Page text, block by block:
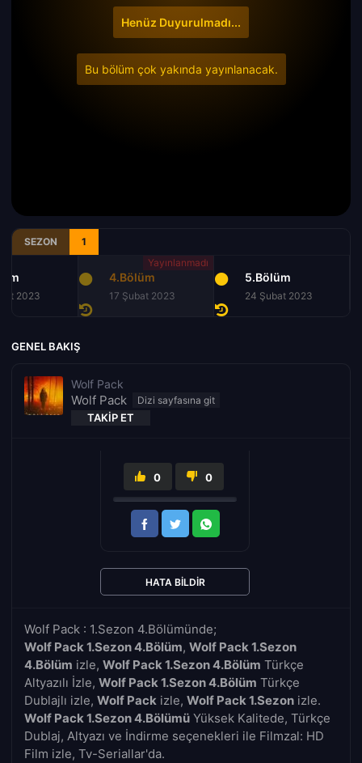
Henüz Duyurulmadı...
Bu bölüm çok yakında yayınlanacak.
SEZON 1
2023
4.Bölüm
17 Şubat 2023
5.Bölüm
24 Şubat 2023
GENEL BAKIŞ
Wolf Pack
Wolf Pack
TAKIP ET
Wolf Pack : 1.Sezon 4.Bölümünde;
Wolf Pack 1.Sezon 4.Bölüm, Wolf Pack 1.Sezon
4.Bölüm izle, Wolf Pack 1.Sezon 4.Bölüm Türkçe
Altyazılı İzle, Wolf Pack 1.Sezon 4.Bölüm Türkçe
Dublajlı izle, Wolf Pack izle, Wolf Pack 1.Sezon izle.
Wolf Pack 1.Sezon 4.Bölümü Yüksek Kalitede, Türkçe
Dublaj, Altyazı ve İndirme seçenekleri ile Filmzal: HD
Film izle, Tv-Seriallar'da.
0 0
HATA BILDIR